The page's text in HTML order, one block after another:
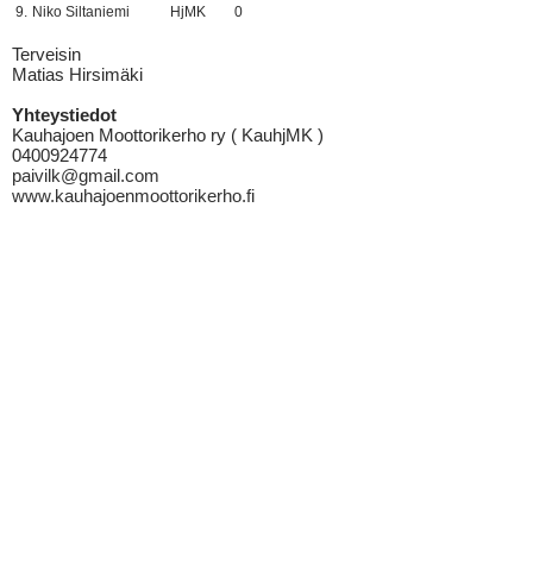
9. Niko Siltaniemi HjMK 0
Terveisin
Matias Hirsimäki
Yhteystiedot
Kauhajoen Moottorikerho ry ( KauhjMK )
0400924774
paivilk@gmail.com
www.kauhajoenmoottorikerho.fi